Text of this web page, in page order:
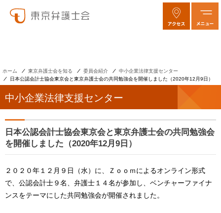
ホーム 東京弁護士会を知る 委員会紹介
中小企業法律支援センター
日本公認会計士協会東京会と東京弁護士会の共同勉強会を開催しました（2020年12月9日）
中小企業法律支援センター
日本公認会計士協会東京会と東京弁護士会の共同勉強会
を開催しました（2020年12月9日）
２０２０年１２月９日（水）に、Ｚｏｏｍによるオンライン形式
で、公認会計士９名、弁護士１４名が参加し、ベンチャーファイナ
ンスをテーマにした共同勉強会が開催されました。